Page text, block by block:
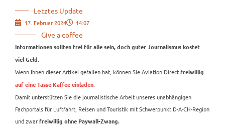
Letztes Update
17. Februar 2024 14:07
Give a coffee
Informationen sollten frei für alle sein, doch guter Journalismus kostet
viel Geld.
Wenn Ihnen dieser Artikel gefallen hat, können Sie Aviation.Direct freiwillig
auf eine Tasse Kaffee einladen.
Damit unterstützen Sie die journalistische Arbeit unseres unabhängigen
Fachportals für Luftfahrt, Reisen und Touristik mit Schwerpunkt D-A-CH-Region
und zwar freiwillig ohne Paywall-Zwang.